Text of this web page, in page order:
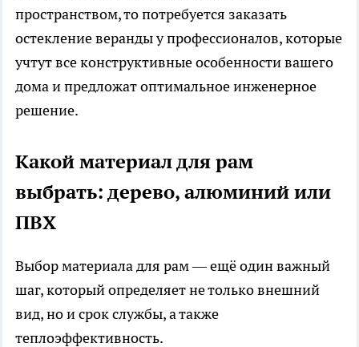
пространством, то потребуется заказать
остекление веранды у профессионалов, которые
учтут все конструктивные особенности вашего
дома и предложат оптимальное инженерное
решение.
Какой материал для рам
выбрать: дерево, алюминий или
ПВХ
Выбор материала для рам — ещё один важный
шаг, который определяет не только внешний
вид, но и срок службы, а также
теплоэффективность.